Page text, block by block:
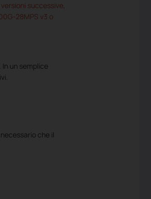
successive,
28MPS v3 o
un semplice
che il